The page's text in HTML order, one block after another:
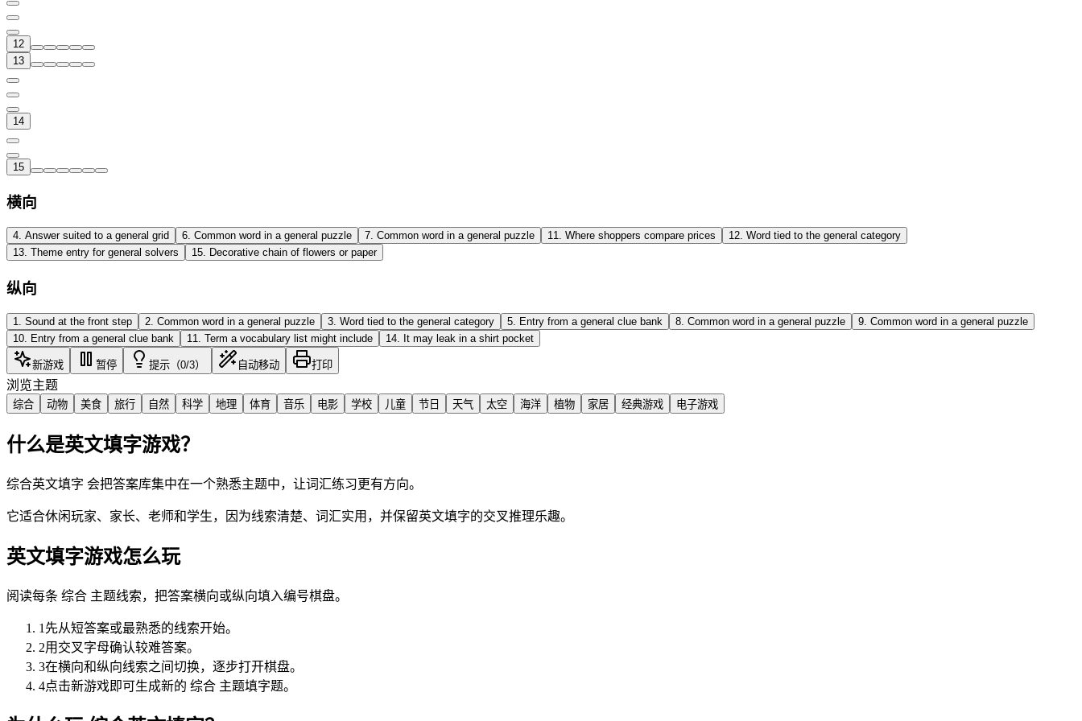
12
13
14
15
横向
4. Answer suited to a general grid 6. Common word in a general puzzle 7. Common word in a general puzzle 11. Where shoppers compare prices 12. Word tied to the general category
13. Theme entry for general solvers 15. Decorative chain of flowers or paper
纵向
1 Sound at the front step 2 Common word in a general puzzle 3 Word tied to the general category 5 Entry from a general clue bank 8 Common word in a general puzzle 9 Common word in a general puzzle
10 Entry from a general clue bank 11 Term a vocabulary list might include 14 It may leak in a shirt pocket
新游戏 暂停 提示（0/3） 自动移动 打印
浏览主题
综合 动物 美食 旅行 自然 科学 地理 体育 音乐 电影 学校 儿童 节日 天气 太空 海洋 植物 家居 经典游戏 电子游戏
什么是英文填字游戏？
综合英文填字 会把答案库集中在一个熟悉主题中，让词汇练习更有方向。
它适合休闲玩家、家长、老师和学生，因为线索清楚、词汇实用，并保留英文填字的交叉推理乐趣。
英文填字游戏怎么玩
阅读每条 综合 主题线索，把答案横向或纵向填入编号棋盘。
1 先从短答案或最熟悉的线索开始。
2用交叉字母确认较难答案。
3在横向和纵向线索之间切换，逐步打开棋盘。
4点击新游戏即可生成新的 综合 主题填字题。